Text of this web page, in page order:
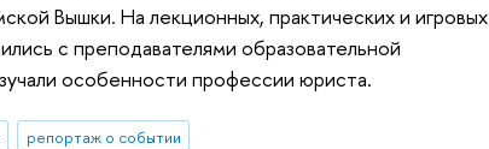
Вышки. На лекционных, практических и игровых
с преподавателями образовательной
особенности профессии юриста.
репортаж о событии